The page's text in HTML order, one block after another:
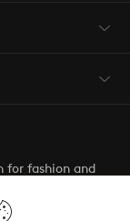
for fashion and
is here!